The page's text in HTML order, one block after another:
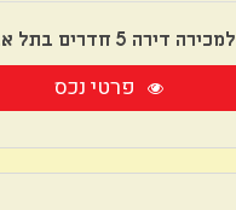
למכירה דירה 5 חדרים בתל אביב
פרטי נכס